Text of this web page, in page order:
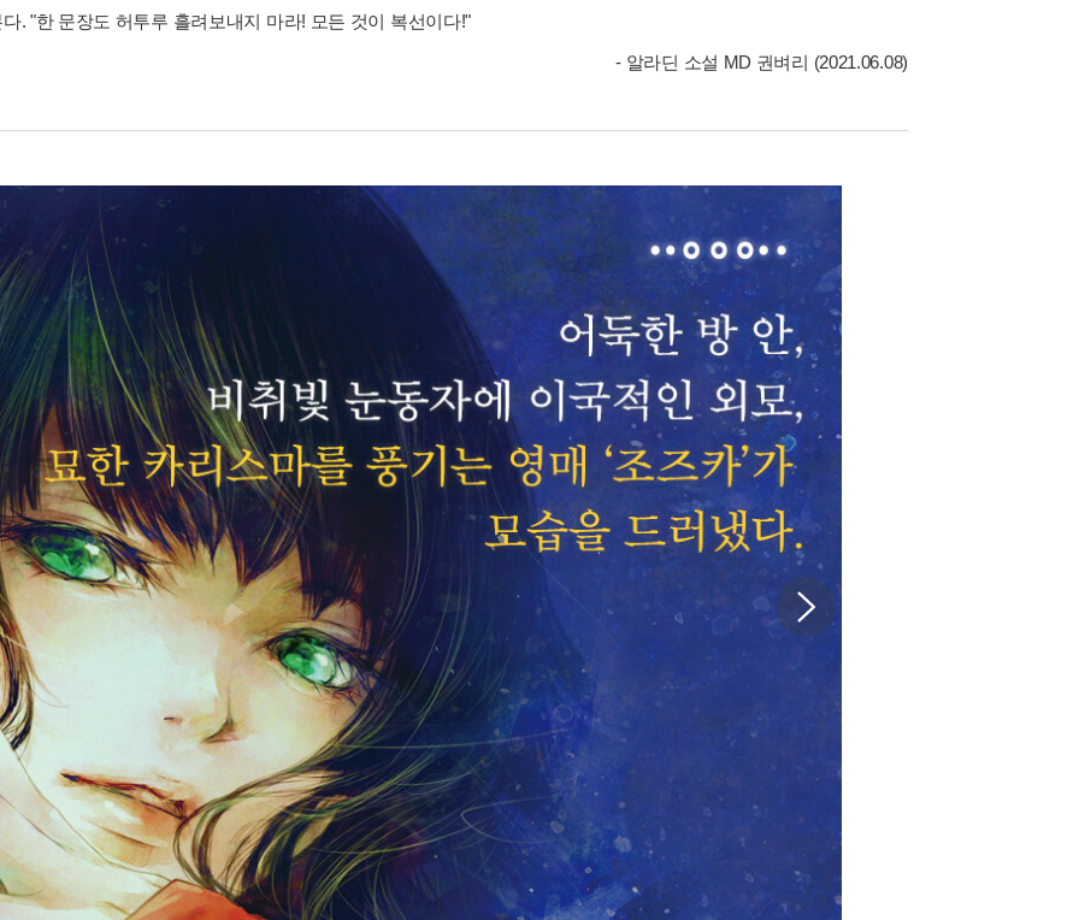
. "한 문장도 허투루 흘려보내지 마라! 모든 것이 복선이다!"
- 알라딘 소설 MD 권벼리 (2021.06.08)